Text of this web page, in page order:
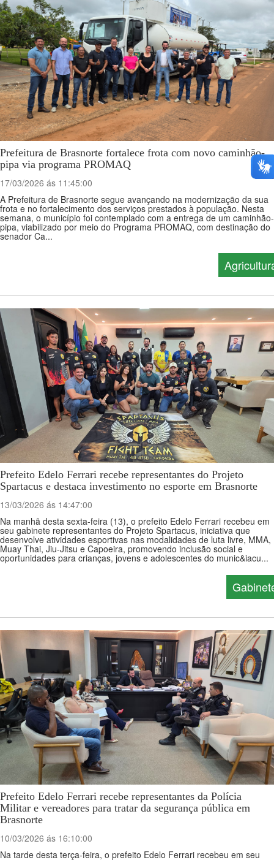
Prefeitura de Brasnorte fortalece frota com novo caminhão-
pipa via programa PROMAQ
17/03/2026 ás 11:45:00
A Prefeitura de Brasnorte segue avançando na modernização da sua
frota e no fortalecimento dos serviços prestados à população. Nesta
semana, o município foi contemplado com a entrega de um caminhão-
pipa, viabilizado por meio do Programa PROMAQ, com destinação do
senador Ca...
Prefeito Edelo Ferrari recebe representantes do Projeto
Spartacus e destaca investimento no esporte em Brasnorte
13/03/2026 ás 14:47:00
Na manhã desta sexta-feira (13), o prefeito Edelo Ferrari recebeu em
seu gabinete representantes do Projeto Spartacus, iniciativa que
desenvolve atividades esportivas nas modalidades de luta livre, MMA,
Muay Thai, Jiu-Jitsu e Capoeira, promovendo inclusão social e
oportunidades para crianças, jovens e adolescentes do munic&iacu...
Prefeito Edelo Ferrari recebe representantes da Polícia
Militar e vereadores para tratar da segurança pública em
Brasnorte
10/03/2026 ás 16:10:00
Na tarde desta terça-feira, o prefeito Edelo Ferrari recebeu em seu